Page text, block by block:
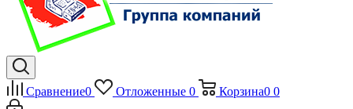
Сравнение0 Отложенные 0 Корзина0 0